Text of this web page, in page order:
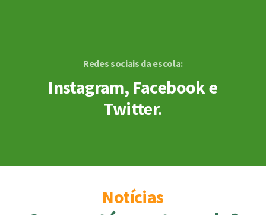
Redes sociais da escola:
Instagram, Facebook e
Twitter.
Notícias